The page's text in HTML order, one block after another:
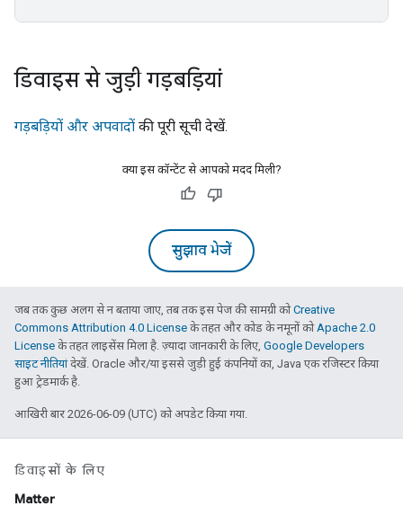
डिवाइस से जुड़ी गड़बड़ियां
गड़बड़ियों और अपवादों की पूरी सूची देखें.
क्या इस कॉन्टेंट से आपको मदद मिली?
सुझाव भेजें
जब तक कुछ अलग से न बताया जाए, तब तक इस पेज की सामग्री कोCreative
Commons Attribution 4.0 License के तहत और कोड के नमूनों कोApache 2.0
License के तहत लाइसेंस मिला है. ज़्यादा जानकारी के लिए, Google Developers
साइट नीतियांदेखें. Oracle और/या इससे जुड़ी हुई कंपनियों का, Java एक रजिस्टर किया
हुआ ट्रेडमार्क है.
आखिरी बार 2026-06-09 (UTC) को अपडेट किया गया.
डिवाइसों के लिए
Matter